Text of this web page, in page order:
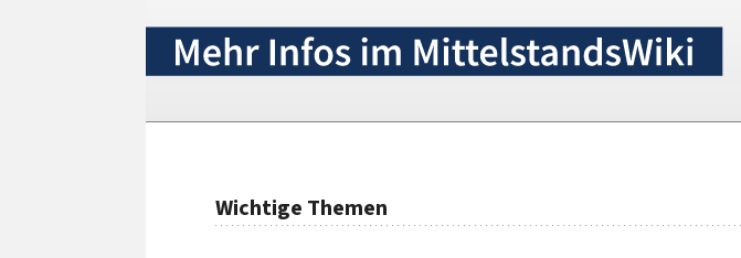
Wichtige Themen